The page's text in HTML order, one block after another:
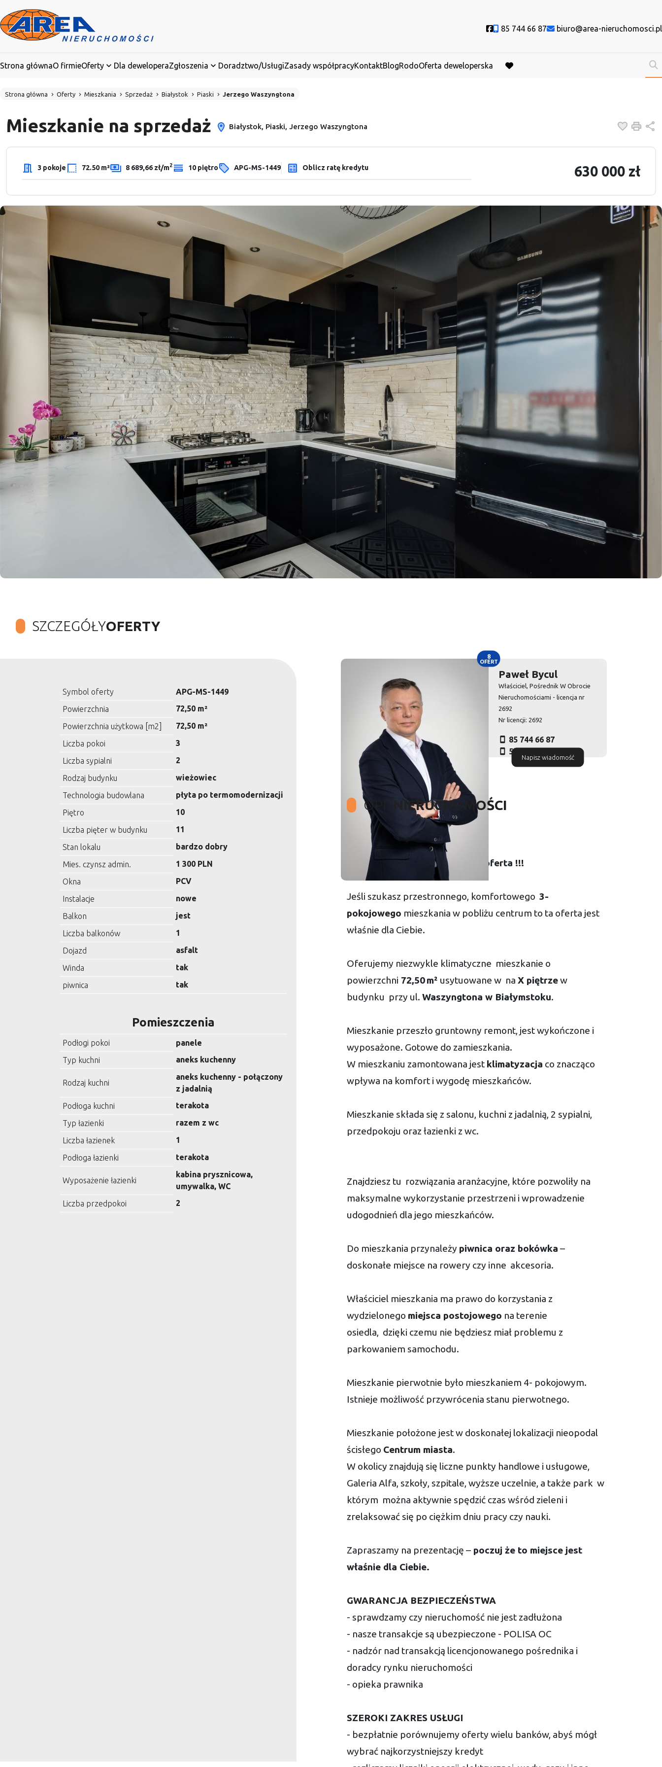
Social link
85 744 66 87 biuro@area-nieruchomosci.pl
Strona głównaO firmieOferty Dla deweloperaZgłoszenia Doradztwo/UsługiZasady współpracyKontaktBlogRodoOferta deweloperska
favorite
Strona główna Oferty Mieszkania Sprzedaż Białystok Piaski Jerzego Waszyngtona
Mieszkanie na sprzedaż Białystok, Piaski, Jerzego Waszyngtona Dodaj
3 pokoje 72.50 m² 8 689,66 zł/m2 10 piętro APG-MS-1449 Oblicz ratę kredytu 630 000 zł
SZCZEGÓŁYOFERTY
Symbol oferty
APG-MS-1449
Powierzchnia
72,50 m²
Powierzchnia użytkowa [m2]
72,50 m²
Liczba pokoi
3
Liczba sypialni
2
Rodzaj budynku
wieżowiec
Technologia budowlana
płyta po termomodernizacji
Piętro
10
Liczba pięter w budynku
11
Stan lokalu
bardzo dobry
Mies. czynsz admin.
1 300 PLN
Okna
PCV
Instalacje
nowe
Balkon
jest
Liczba balkonów
1
Dojazd
asfalt
Winda
tak
piwnica
tak
Pomieszczenia
Podłogi pokoi
panele
Typ kuchni
aneks kuchenny
Rodzaj kuchni
aneks kuchenny - połączony
z jadalnią
Podłoga kuchni
terakota
Typ łazienki
razem z wc
Liczba łazienek
1
Podłoga łazienki
terakota
Wyposażenie łazienki
kabina prysznicowa,
umywalka, WC
Liczba przedpokoi
2
Paweł Bycul
Właściciel, Pośrednik W Obrocie
Nieruchomościami - licencja nr
2692
Nr licencji: 2692
85 744 66 87
516 010 972
Napisz wiadomość
8
OFERT
OPIS NIERUCHOMOŚCI
Tylko u nas ta niepowtarzalna oferta !!!
Jeśli szukasz przestronnego, komfortowego 3-
pokojowego mieszkania w pobliżu centrum to ta oferta jest
właśnie dla Ciebie.
Oferujemy niezwykle klimatyczne mieszkanie o
powierzchni 72,50 m² usytuowane w na X piętrzew
budynku przy ul. Waszyngtona w Białymstoku.
Mieszkanie przeszło gruntowny remont, jest wykończone i
wyposażone. Gotowe do zamieszkania.
W mieszkaniu zamontowana jest klimatyzacja co znacząco
wpływa na komfort i wygodę mieszkańców.
Mieszkanie składa się z salonu, kuchni z jadalnią, 2 sypialni,
przedpokoju oraz łazienki z wc.
Znajdziesz tu rozwiązania aranżacyjne, które pozwoliły na
maksymalne wykorzystanie przestrzeni i wprowadzenie
udogodnień dla jego mieszkańców.
Do mieszkania przynależy piwnica oraz bokówka –
doskonałe miejsce na rowery czy inne akcesoria.
Właściciel mieszkania ma prawo do korzystania z
wydzielonego miejsca postojowego na terenie
osiedla, dzięki czemu nie będziesz miał problemu z
parkowaniem samochodu.
Mieszkanie pierwotnie było mieszkaniem 4- pokojowym.
Istnieje możliwość przywrócenia stanu pierwotnego.
Mieszkanie położone jest w doskonałej lokalizacji nieopodal
ścisłego Centrum miasta.
W okolicy znajdują się liczne punkty handlowe i usługowe,
Galeria Alfa, szkoły, szpitale, wyższe uczelnie, a także park w
którym można aktywnie spędzić czas wśród zieleni i
zrelaksować się po ciężkim dniu pracy czy nauki.
Zapraszamy na prezentację – poczuj że to miejsce jest
właśnie dla Ciebie.
GWARANCJA BEZPIECZEŃSTWA
- sprawdzamy czy nieruchomość nie jest zadłużona
- nasze transakcje są ubezpieczone - POLISA OC
- nadzór nad transakcją licencjonowanego pośrednika i
doradcy rynku nieruchomości
- opieka prawnika
SZEROKI ZAKRES USŁUGI
- bezpłatnie porównujemy oferty wielu banków, abyś mógł
wybrać najkorzystniejszy kredyt